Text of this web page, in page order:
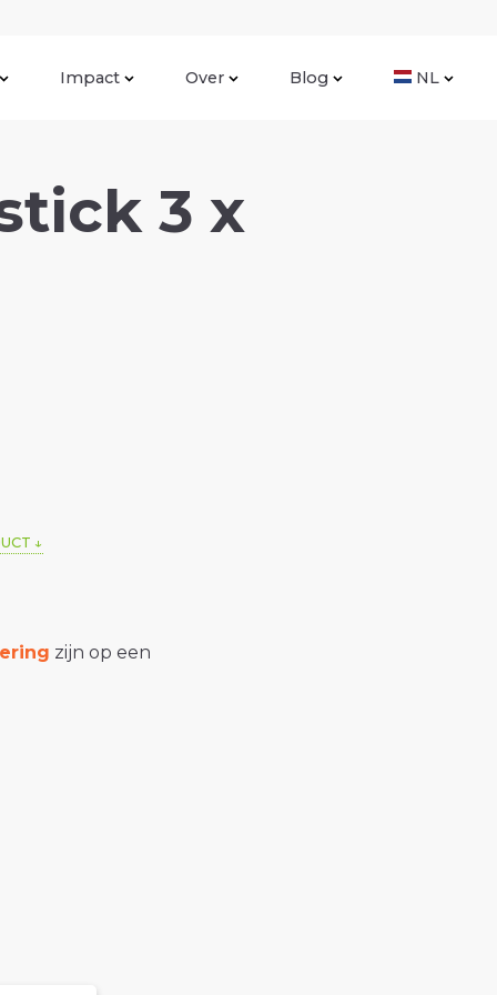
Impact Over Blog NL
3 x
zijn op een